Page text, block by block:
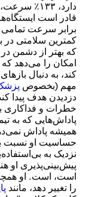
دارد،
قادر است
برابر سرعت
کمترین سلامتی در
که بهتر از دشمن
امکان را می‌دهد که
کند، به دنبال
مهم (بخصوص
دزدیدن هدف پیدا
خطرات و فداکاری
پاداش‌هایی که به
همیشه پاداش
حساسیت او نسبت
نزدیک به
پیش‌بینی‌پذیری او
است، است. او
را تغییر دهد، مانند